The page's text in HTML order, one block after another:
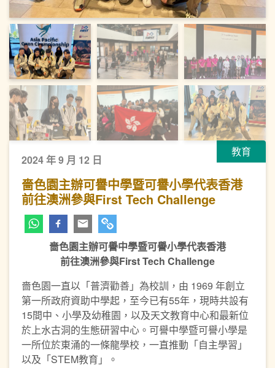
教育
2024 年 9 月 12 日
嗇色園主辦可譽中學暨可譽小學代表香港
前往澳洲參與First Tech Challenge
嗇色園主辦可譽中學暨可譽小學代表香港
前往澳洲參與First Tech Challenge
嗇色園一直以「普濟勸善」為校訓，由 1969 年創立
第一所政府資助中學起，至今已有55年，現時共設有
15間中、小學及幼稚園，以及天文教育中心和最新位
於上水古洞的生態研習中心。可譽中學暨可譽小學是
一所位於東涌的一條龍學校，一直推動「自主學習」
以及「STEM教育」。